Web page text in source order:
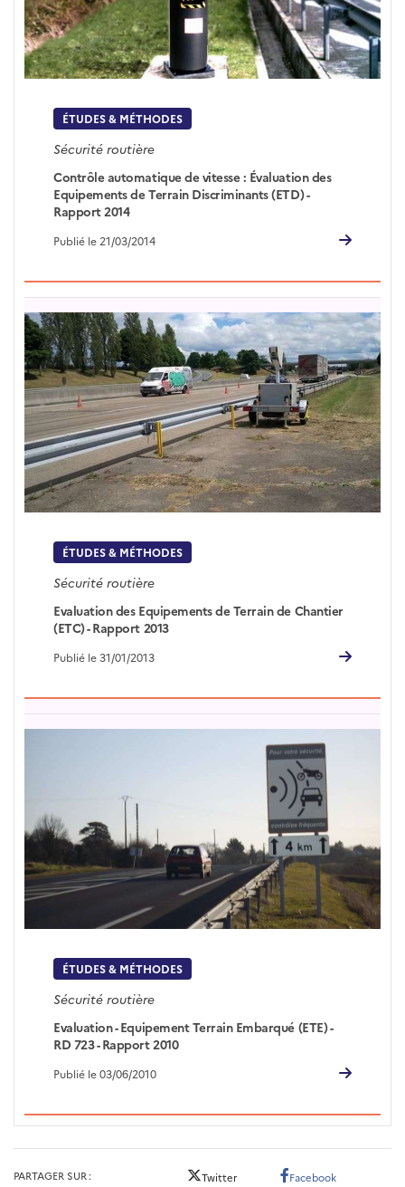
ÉTUDES & MÉTHODES
Sécurité routière
Contrôle automatique de vitesse : Évaluation des
Equipements de Terrain Discriminants (ETD) -
Rapport 2014
Publié le 21/03/2014
ÉTUDES & MÉTHODES
Sécurité routière
Evaluation des Equipements de Terrain de Chantier
(ETC) - Rapport 2013
Publié le 31/01/2013
ÉTUDES & MÉTHODES
Sécurité routière
Evaluation - Equipement Terrain Embarqué (ETE) -
RD 723 - Rapport 2010
Publié le 03/06/2010
PARTAGER SUR Twitter Facebook